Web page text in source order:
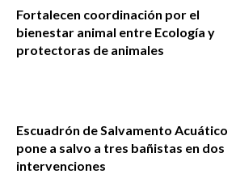
Fortalecen coordinación por el
bienestar animal entre Ecología y
protectoras de animales
Escuadrón de Salvamento Acuático
pone a salvo a tres bañistas en dos
intervenciones